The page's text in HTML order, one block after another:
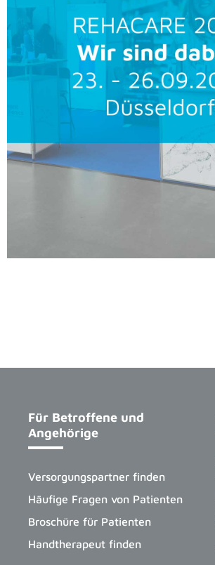
Für Betroffene und
Angehörige
Versorgungspartner finden
Häufige Fragen von Patienten
Broschüre für Patienten
Handtherapeut finden